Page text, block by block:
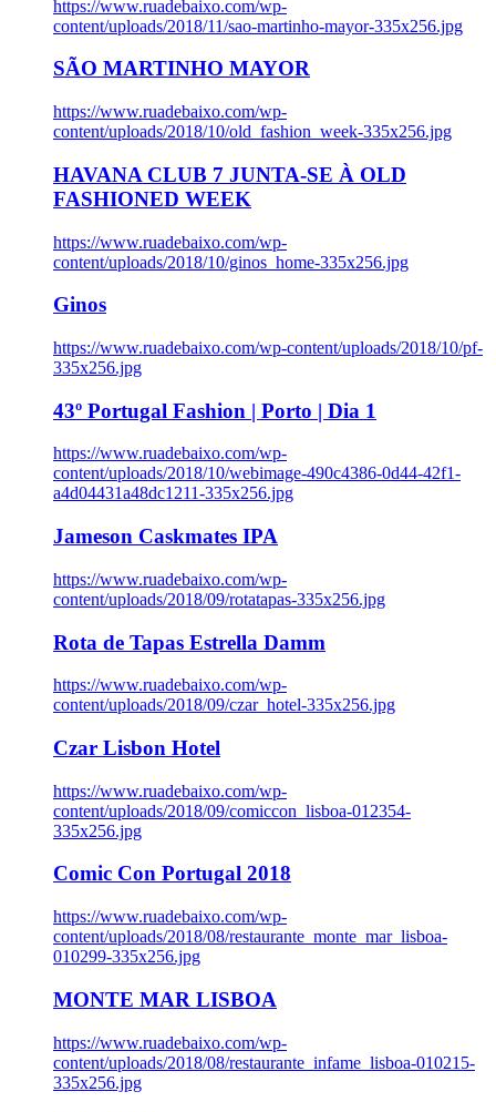
https://www.ruadebaixo.com/wp-
content/uploads/2018/11/sao-martinho-mayor-335x256.jpg
SÃO MARTINHO MAYOR
https://www.ruadebaixo.com/wp-
content/uploads/2018/10/old_fashion_week-335x256.jpg
HAVANA CLUB 7 JUNTA-SE À OLD
FASHIONED WEEK
https://www.ruadebaixo.com/wp-
content/uploads/2018/10/ginos_home-335x256.jpg
Ginos
https://www.ruadebaixo.com/wp-content/uploads/2018/10/pf-
335x256.jpg
43º Portugal Fashion | Porto | Dia 1
https://www.ruadebaixo.com/wp-
content/uploads/2018/10/webimage-490c4386-0d44-42f1-
a4d04431a48dc1211-335x256.jpg
Jameson Caskmates IPA
https://www.ruadebaixo.com/wp-
content/uploads/2018/09/rotatapas-335x256.jpg
Rota de Tapas Estrella Damm
https://www.ruadebaixo.com/wp-
content/uploads/2018/09/czar_hotel-335x256.jpg
Czar Lisbon Hotel
https://www.ruadebaixo.com/wp-
content/uploads/2018/09/comiccon_lisboa-012354-
335x256.jpg
Comic Con Portugal 2018
https://www.ruadebaixo.com/wp-
content/uploads/2018/08/restaurante_monte_mar_lisboa-
010299-335x256.jpg
MONTE MAR LISBOA
https://www.ruadebaixo.com/wp-
content/uploads/2018/08/restaurante_infame_lisboa-010215-
335x256.jpg